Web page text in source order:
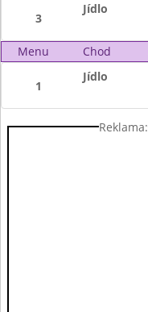
3
Jídlo
Menu Chod
1
Jídlo
Reklama: